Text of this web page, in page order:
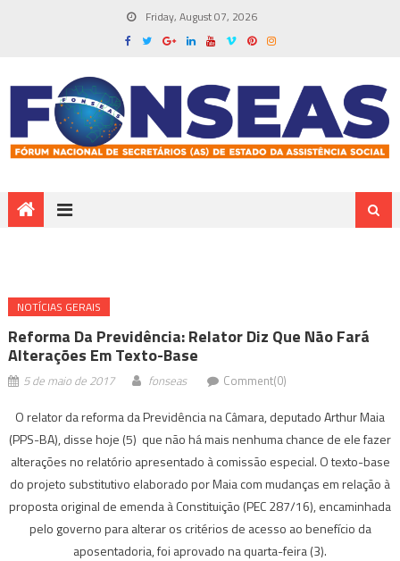
Friday, August 07, 2026
NOTÍ­CIAS GERAIS
Reforma Da Previdência: Relator Diz Que Não Fará
Alterações Em Texto-Base
5 de maio de 2017 fonseas Comment(0)
O relator da reforma da Previdência na Câmara, deputado Arthur Maia
(PPS-BA), disse hoje (5) que não há mais nenhuma chance de ele fazer
alterações no relatório apresentado à comissão especial. O texto-base
do projeto substitutivo elaborado por Maia com mudanças em relação à
proposta original de emenda à Constituição (PEC 287/16), encaminhada
pelo governo para alterar os critérios de acesso ao benefício da
aposentadoria, foi aprovado na quarta-feira (3).